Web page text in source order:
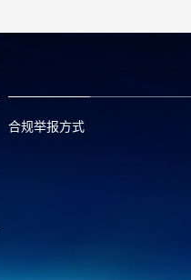
合规举报方式